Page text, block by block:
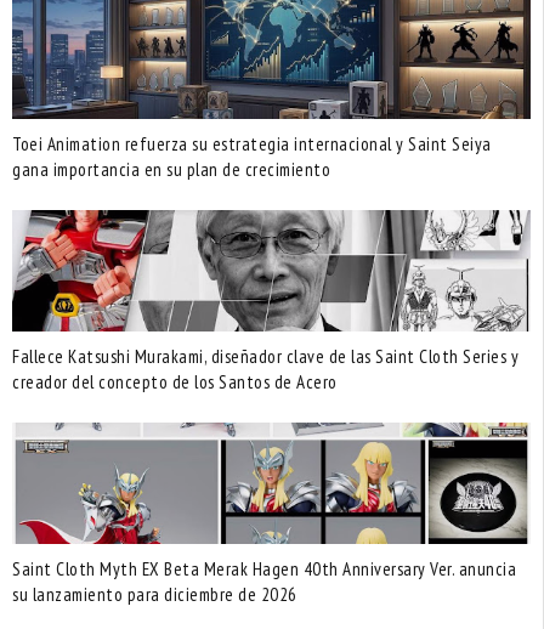
Toei Animation refuerza su estrategia internacional y Saint Seiya
gana importancia en su plan de crecimiento
Fallece Katsushi Murakami, diseñador clave de las Saint Cloth Series y
creador del concepto de los Santos de Acero
Saint Cloth Myth EX Beta Merak Hagen 40th Anniversary Ver. anuncia
su lanzamiento para diciembre de 2026